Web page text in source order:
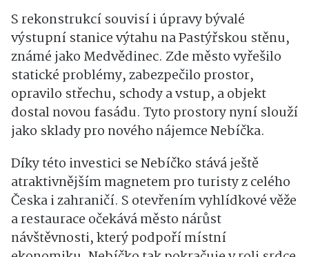
S rekonstrukcí souvisí i úpravy bývalé
výstupní stanice výtahu na Pastýřskou stěnu,
známé jako Medvědinec. Zde město vyřešilo
statické problémy, zabezpečilo prostor,
opravilo střechu, schody a vstup, a objekt
dostal novou fasádu. Tyto prostory nyní slouží
jako sklady pro nového nájemce Nebíčka.
Díky této investici se Nebíčko stává ještě
atraktivnějším magnetem pro turisty z celého
Česka i zahraničí. S otevřením vyhlídkové věže
a restaurace očekává město nárůst
návštěvnosti, který podpoří místní